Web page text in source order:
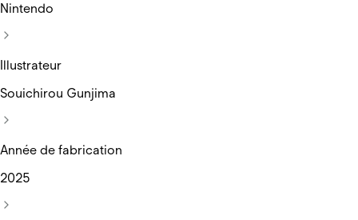
Nintendo
Illustrateur
Souichirou Gunjima
Année de fabrication
2025